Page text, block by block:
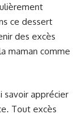
ce dessert
des excès
maman comme
savoir apprécier
Tout excès